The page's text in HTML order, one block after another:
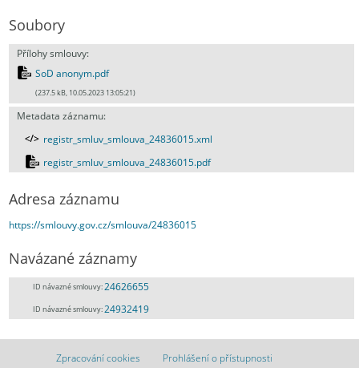
Soubory
Přílohy smlouvy:
SoD anonym.pdf
(237.5 kB, 10.05.2023 13:05:21)
Metadata záznamu:
registr_smluv_smlouva_24836015.xml
registr_smluv_smlouva_24836015.pdf
Adresa záznamu
https://smlouvy.gov.cz/smlouva/24836015
Navázané záznamy
ID návazné smlouvy:24626655
ID návazné smlouvy:24932419
Zpracování cookies Prohlášení o přístupnosti